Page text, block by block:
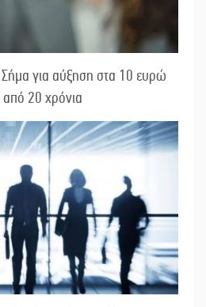
Σήμα για αύξηση στα 10 ευρώ
από 20 χρόνια